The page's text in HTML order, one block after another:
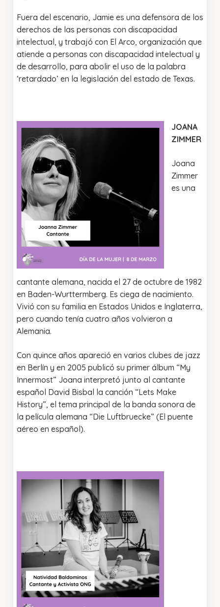
Fuera del escenario, Jamie es una defensora de los
derechos de las personas con discapacidad
intelectual, y trabajó con El Arco, organización que
atiende a personas con discapacidad intelectual y
de desarrollo, para abolir el uso de la palabra
‘retardado’ en la legislación del estado de Texas.
JOANA
ZIMMER
Joana
Zimmer
es una
cantante alemana, nacida el 27 de octubre de 1982
en Baden-Wurttermberg. Es ciega de nacimiento.
Vivió con su familia en Estados Unidos e Inglaterra,
pero cuando tenía cuatro años volvieron a
Alemania.
Con quince años apareció en varios clubes de jazz
en Berlín y en 2005 publicó su primer álbum “My
Innermost” Joana interpretó junto al cantante
español David Bisbal la canción “Lets Make
History”, el tema principal de la banda sonora de
la película alemana “Die Luftbruecke” (El puente
aéreo en español).